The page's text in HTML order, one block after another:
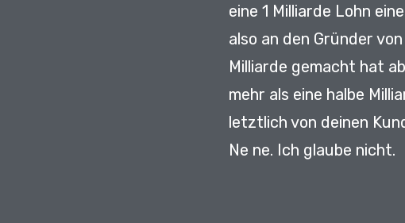
eine 1 Milliarde Lohn
also an den Gründer
Milliarde gemacht hat
mehr als eine halbe
letztlich von deinen
Ne ne. Ich glaube nicht.